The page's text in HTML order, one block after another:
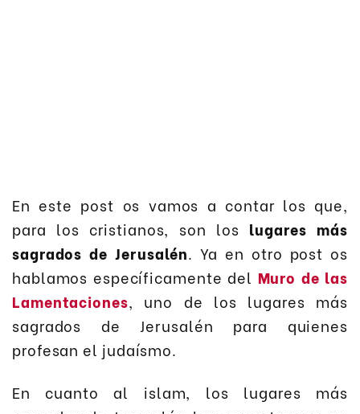
En este post os vamos a contar los que,
para los cristianos, son los lugares más
sagrados de Jerusalén. Ya en otro post os
hablamos específicamente del Muro de las
Lamentaciones, uno de los lugares más
sagrados de Jerusalén para quienes
profesan el judaísmo.
En cuanto al islam, los lugares más